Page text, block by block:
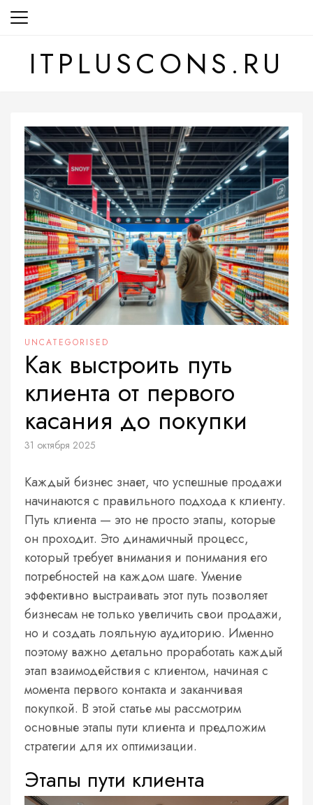
Перейти
ITPLUSCONS.RU
UNCATEGORISED
Как выстроить путь
клиента от первого
касания до покупки
31 октября 2025
Каждый бизнес знает, что успешные продажи
начинаются с правильного подхода к клиенту.
Путь клиента — это не просто этапы, которые
он проходит. Это динамичный процесс,
который требует внимания и понимания его
потребностей на каждом шаге. Умение
эффективно выстраивать этот путь позволяет
бизнесам не только увеличить свои продажи,
но и создать лояльную аудиторию. Именно
поэтому важно детально проработать каждый
этап взаимодействия с клиентом, начиная с
момента первого контакта и заканчивая
покупкой. В этой статье мы рассмотрим
основные этапы пути клиента и предложим
стратегии для их оптимизации.
Этапы пути клиента